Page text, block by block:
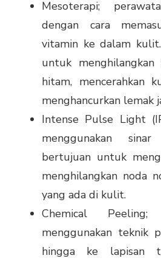
Mesoterapi;
dengan cara
vitamin ke dalam
untuk
hitam, mencerahkan
menghancurkan lemak
Intense Pulse Light
menggunakan
bertujuan untuk
menghilangkan noda
yang ada di kulit.
Chemical
menggunakan teknik
hingga ke lapisan